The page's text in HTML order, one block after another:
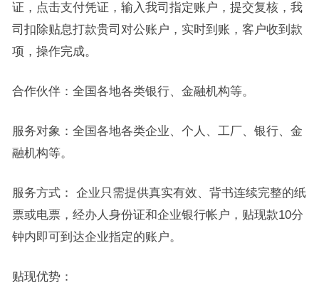
证，点击支付凭证，输入我司指定账户，提交复核，我
司扣除贴息打款贵司对公账户，实时到账，客户收到款
项，操作完成。
合作伙伴：全国各地各类银行、金融机构等。
服务对象：全国各地各类企业、个人、工厂、银行、金
融机构等。
服务方式： 企业只需提供真实有效、背书连续完整的纸
票或电票，经办人身份证和企业银行帐户，贴现款10分
钟内即可到达企业指定的账户。
贴现优势：